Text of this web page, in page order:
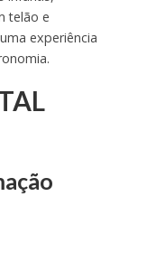
telão e
experiência